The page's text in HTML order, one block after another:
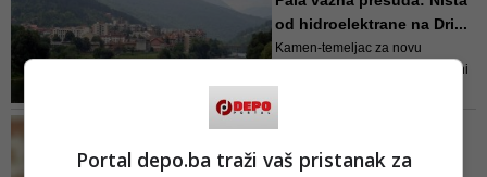
suprotno rješenje za BiH od
etničkih koncepata Republike
Srpske i HDZ-a BiH, koje
od hidroelektrane na Dri...
Kamen-temeljac za novu
hidroelektranu kod Foče na Drini
a tada su najavili kako će
Kučan: 'Ako se ništa ne
Portal depo.ba traži vaš pristanak za